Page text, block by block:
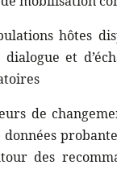
hôtes
et
de
des